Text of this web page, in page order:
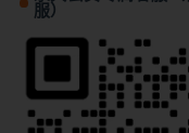
服）